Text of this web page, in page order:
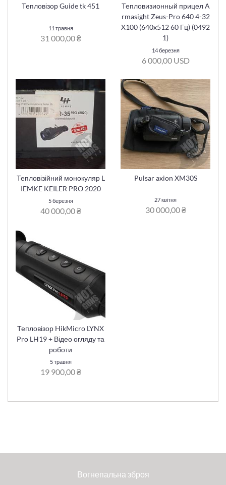
Тепловізор Guide tk 451
11 травня
31 000,00 ₴
Тепловизионный прицел A
rmasight Zeus-Pro 640 4-32
X100 (640x512 60 Гц) (0492
1)
14 березня
6 000,00 USD
Тепловізійний монокуляр L
IEMKE KEILER PRO 2020
5 березня
40 000,00 ₴
Pulsar axion XM30S
27 квітня
30 000,00 ₴
Тепловізор HikMicro LYNX
Pro LH19 + Відео огляду та
роботи
5 травня
19 900,00 ₴
Вогнепальна зброя